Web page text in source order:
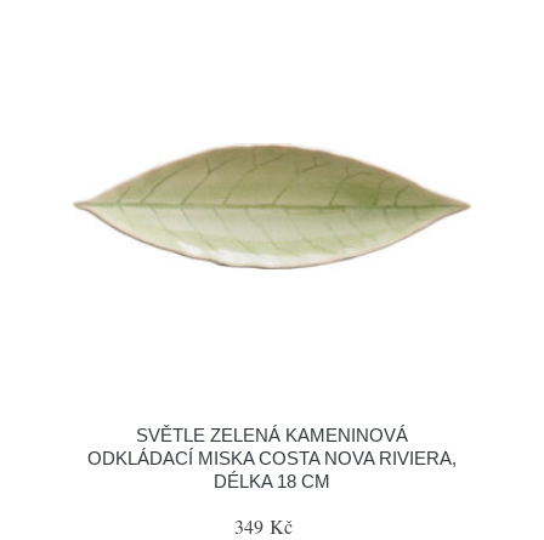
SVĚTLE ZELENÁ KAMENINOVÁ
ODKLÁDACÍ MISKA COSTA NOVA RIVIERA,
DÉLKA 18 CM
349 Kč